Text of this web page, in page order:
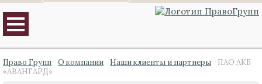
Право Групп О компании Наши клиенты и партнеры
ПАО АКБ
«АВАНГАРД»